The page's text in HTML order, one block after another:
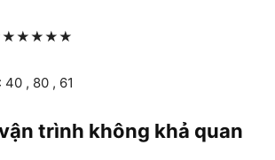
40 , 80 , 61
trình không khả quan